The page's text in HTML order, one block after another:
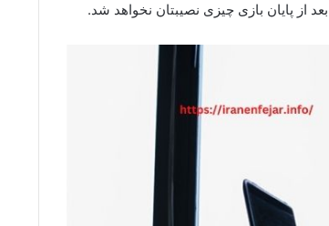
پایان بازی چیزی نصیبتان نخواهد شد.